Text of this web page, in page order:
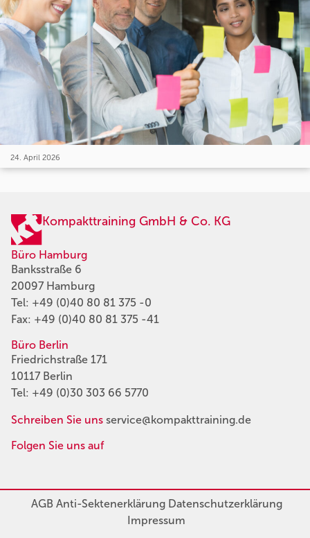
24. April 2026
Kompakttraining GmbH & Co. KG
Büro Hamburg
Banksstraße 6
20097 Hamburg
Tel: +49 (0)40 80 81 375 -0
Fax: +49 (0)40 80 81 375 -41
Büro Berlin
Friedrichstraße 171
10117 Berlin
Tel: +49 (0)30 303 66 5770
Schreiben Sie uns service@kompakttraining.de
Folgen Sie uns auf
AGBAnti-SektenerklärungDatenschutzerklärung
Impressum